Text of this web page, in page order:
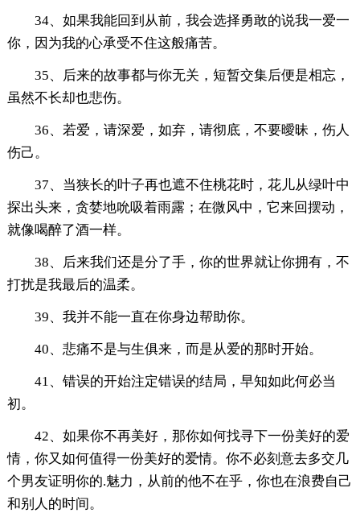
34、如果我能回到从前，我会选择勇敢的说我一爱一
你，因为我的心承受不住这般痛苦。
35、后来的故事都与你无关，短暂交集后便是相忘，
虽然不长却也悲伤。
36、若爱，请深爱，如弃，请彻底，不要曖昧，伤人
伤己。
37、当狭长的叶子再也遮不住桃花时，花儿从绿叶中
探出头来，贪婪地吮吸着雨露；在微风中，它来回摆动，
就像喝醉了酒一样。
38、后来我们还是分了手，你的世界就让你拥有，不
打扰是我最后的温柔。
39、我并不能一直在你身边帮助你。
40、悲痛不是与生俱来，而是从爱的那时开始。
41、错误的开始注定错误的结局，早知如此何必当
初。
42、如果你不再美好，那你如何找寻下一份美好的爱
情，你又如何值得一份美好的爱情。你不必刻意去多交几
个男友证明你的.魅力，从前的他不在乎，你也在浪费自己
和别人的时间。